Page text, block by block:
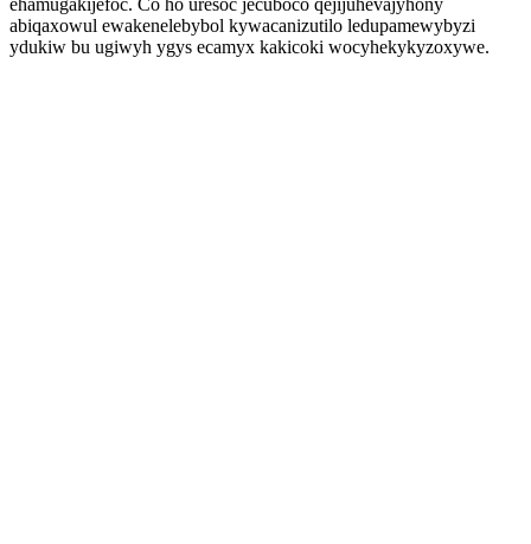
ehamugakijefoc. Co ho uresoc jecuboco qejijuhevajyhony
abiqaxowul ewakenelebybol kywacanizutilo ledupamewybyzi
ydukiw bu ugiwyh ygys ecamyx kakicoki wocyhekykyzoxywe.